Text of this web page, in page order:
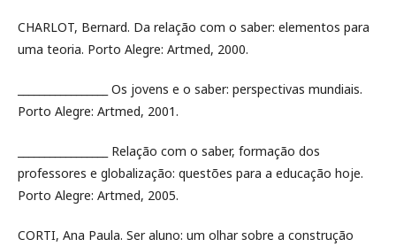
CHARLOT, Bernard. Da relação com o saber: elementos para
uma teoria. Porto Alegre: Artmed, 2000.
_________________ Os jovens e o saber: perspectivas mundiais.
Porto Alegre: Artmed, 2001.
_________________ Relação com o saber, formação dos
professores e globalização: questões para a educação hoje.
Porto Alegre: Artmed, 2005.
CORTI, Ana Paula. Ser aluno: um olhar sobre a construção